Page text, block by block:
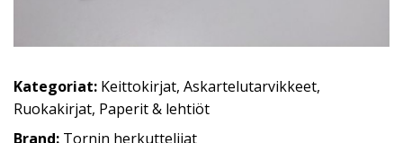
Kategoriat: Keittokirjat, Askartelutarvikkeet,
Ruokakirjat, Paperit & lehtiöt
Brand: Tornin herkuttelijat